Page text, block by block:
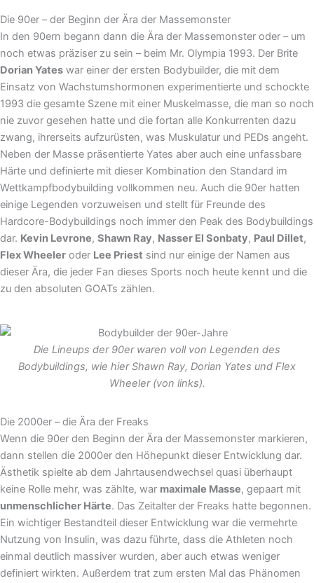
Die 90er – der Beginn der Ära der Massemonster
In den 90ern begann dann die Ära der Massemonster oder – um
noch etwas präziser zu sein – beim Mr. Olympia 1993. Der Brite
Dorian Yates war einer der ersten Bodybuilder, die mit dem
Einsatz von Wachstumshormonen experimentierte und schockte
1993 die gesamte Szene mit einer Muskelmasse, die man so noch
nie zuvor gesehen hatte und die fortan alle Konkurrenten dazu
zwang, ihrerseits aufzurüsten, was Muskulatur und PEDs angeht.
Neben der Masse präsentierte Yates aber auch eine unfassbare
Härte und definierte mit dieser Kombination den Standard im
Wettkampfbodybuilding vollkommen neu. Auch die 90er hatten
einige Legenden vorzuweisen und stellt für Freunde des
Hardcore-Bodybuildings noch immer den Peak des Bodybuildings
dar. Kevin Levrone, Shawn Ray, Nasser El Sonbaty, Paul Dillet,
Flex Wheeler oder Lee Priest sind nur einige der Namen aus
dieser Ära, die jeder Fan dieses Sports noch heute kennt und die
zu den absoluten GOATs zählen.
Die Lineups der 90er waren voll von Legenden des
Bodybuildings, wie hier Shawn Ray, Dorian Yates und Flex
Wheeler (von links).
Die 2000er – die Ära der Freaks
Wenn die 90er den Beginn der Ära der Massemonster markieren,
dann stellen die 2000er den Höhepunkt dieser Entwicklung dar.
Ästhetik spielte ab dem Jahrtausendwechsel quasi überhaupt
keine Rolle mehr, was zählte, war maximale Masse, gepaart mit
unmenschlicher Härte. Das Zeitalter der Freaks hatte begonnen.
Ein wichtiger Bestandteil dieser Entwicklung war die vermehrte
Nutzung von Insulin, was dazu führte, dass die Athleten noch
einmal deutlich massiver wurden, aber auch etwas weniger
definiert wirkten. Außerdem trat zum ersten Mal das Phänomen